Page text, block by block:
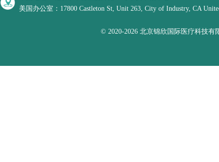
美国办公室：17800 Castleton St, Unit 263, City of Industry, CA
© 2020-2026 北京锦欣国际医疗科